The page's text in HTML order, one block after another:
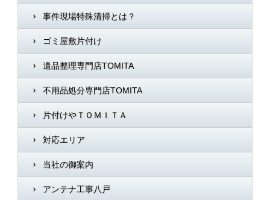
事件現場特殊清掃とは？
ゴミ屋敷片付け
遺品整理専門店TOMITA
不用品処分専門店TOMITA
片付けやＴＯＭＩＴＡ
対応エリア
当社の御案内
アンテナ工事八戸